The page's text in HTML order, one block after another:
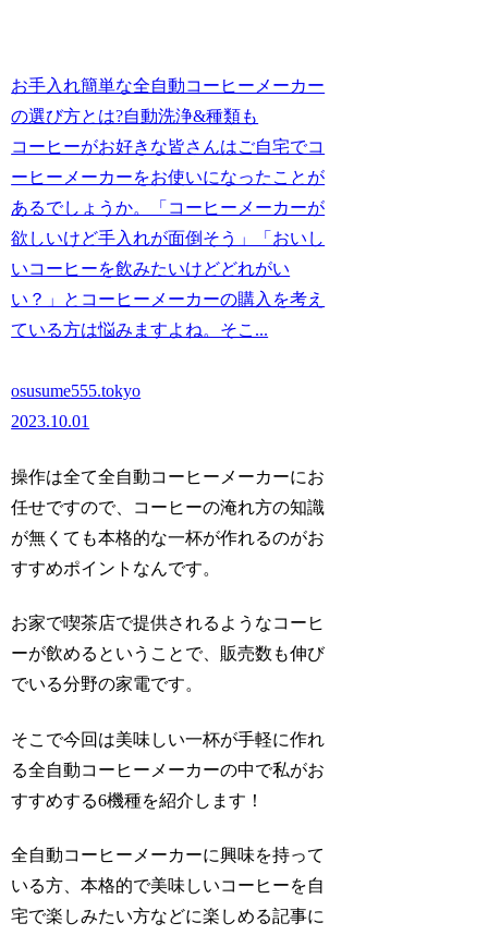
お手入れ簡単な全自動コーヒーメーカー
の選び方とは?自動洗浄&種類も
コーヒーがお好きな皆さんはご自宅でコ
ーヒーメーカーをお使いになったことが
あるでしょうか。「コーヒーメーカーが
欲しいけど手入れが面倒そう」「おいし
いコーヒーを飲みたいけどどれがい
い？」とコーヒーメーカーの購入を考え
ている方は悩みますよね。そこ...
osusume555.tokyo
2023.10.01
操作は全て全自動コーヒーメーカーにお
任せですので、コーヒーの淹れ方の知識
が無くても本格的な一杯が作れるのがお
すすめポイントなんです。
お家で喫茶店で提供されるようなコーヒ
ーが飲めるということで、販売数も伸び
でいる分野の家電です。
そこで今回は美味しい一杯が手軽に作れ
る全自動コーヒーメーカーの中で私がお
すすめする6機種を紹介します！
全自動コーヒーメーカーに興味を持って
いる方、本格的で美味しいコーヒーを自
宅で楽しみたい方などに楽しめる記事に